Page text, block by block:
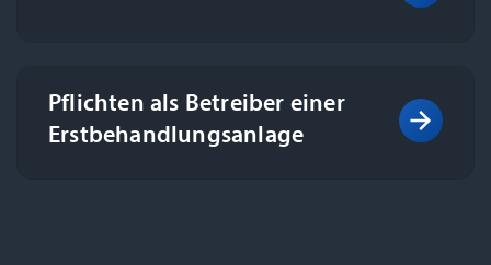
Pflichten als Betreiber einer
Erst­behandlungs­anlage